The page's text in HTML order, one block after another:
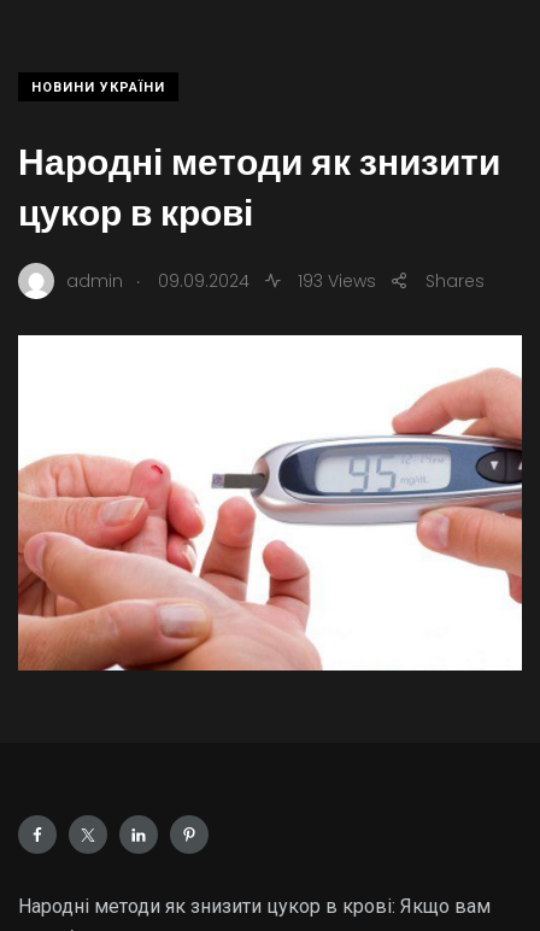
НОВИНИ УКРАЇНИ
Народні методи як знизити
цукор в крові
admin . 09.09.2024 193 Views Shares
Народні методи як знизити цукор в крові: Якщо вам